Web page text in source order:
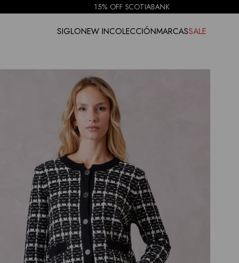
15% OFF SCOTIABANK
SIGLONEW INCOLECCIÓNMARCASSALE
NOTIFICARME